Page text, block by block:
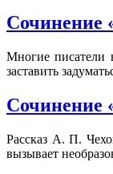
Сочинение
Многие писатели
заставить
Сочинение
Рассказ А. П.
вызывает